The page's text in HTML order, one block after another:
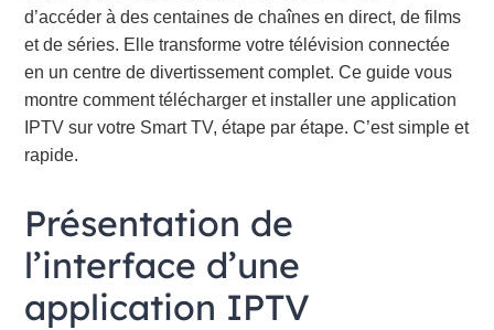
d’accéder à des centaines de chaînes en direct, de films
et de séries. Elle transforme votre télévision connectée
en un centre de divertissement complet. Ce guide vous
montre comment télécharger et installer une application
IPTV sur votre Smart TV, étape par étape. C’est simple et
rapide.
Présentation de
l’interface d’une
application IPTV